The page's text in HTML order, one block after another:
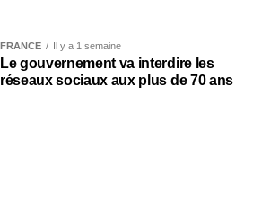
FRANCE Il y a 1 semaine
Le gouvernement va interdire les
réseaux sociaux aux plus de 70 ans